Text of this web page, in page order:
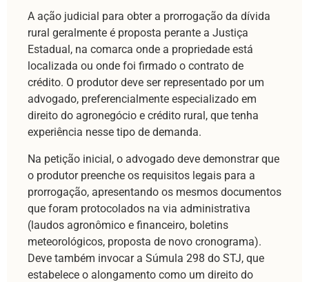
A ação judicial para obter a prorrogação da dívida
rural geralmente é proposta perante a Justiça
Estadual, na comarca onde a propriedade está
localizada ou onde foi firmado o contrato de
crédito. O produtor deve ser representado por um
advogado, preferencialmente especializado em
direito do agronegócio e crédito rural, que tenha
experiência nesse tipo de demanda.
Na petição inicial, o advogado deve demonstrar que
o produtor preenche os requisitos legais para a
prorrogação, apresentando os mesmos documentos
que foram protocolados na via administrativa
(laudos agronômico e financeiro, boletins
meteorológicos, proposta de novo cronograma).
Deve também invocar a Súmula 298 do STJ, que
estabelece o alongamento como um direito do